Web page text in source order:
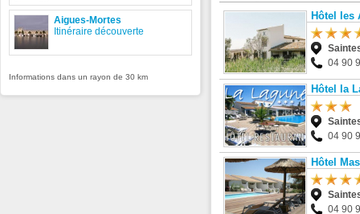
Hôtel les
04 90
Hôtel la
04 90
Hôtel
04 90
Aigues-Mortes
Itinéraire découverte
Informations dans un rayon de 30 km